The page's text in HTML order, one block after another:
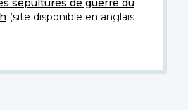
sépultures de guerre du
(site disponible en anglais